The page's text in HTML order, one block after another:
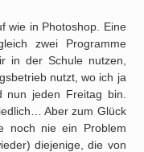
wie in Photoshop. Eine
zwei Programme
in der Schule nutzen,
nutzt, wo ich ja
jeden Freitag bin.
Aber zum Glück
noch nie ein Problem
diejenige, die von